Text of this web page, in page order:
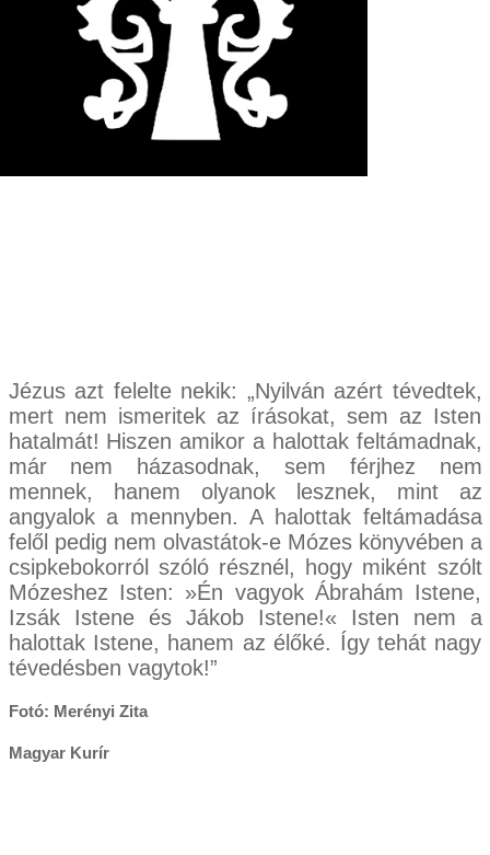
Jézus azt felelte nekik: „Nyilván azért tévedtek,
mert nem ismeritek az írásokat, sem az Isten
hatalmát! Hiszen amikor a halottak feltámadnak,
már nem házasodnak, sem férjhez nem
mennek, hanem olyanok lesznek, mint az
angyalok a mennyben. A halottak feltámadása
felől pedig nem olvastátok-e Mózes könyvében a
csipkebokorról szóló résznél, hogy miként szólt
Mózeshez Isten: »Én vagyok Ábrahám Istene,
Izsák Istene és Jákob Istene!« Isten nem a
halottak Istene, hanem az élőké. Így tehát nagy
tévedésben vagytok!”
Fotó: Merényi Zita
Magyar Kurír